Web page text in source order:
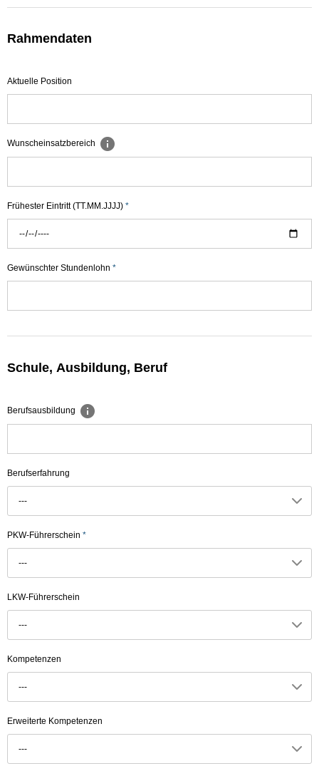
Rahmendaten
Aktuelle Position
Wunscheinsatzbereich
Frühester Eintritt (TT.MM.JJJJ) *
Gewünschter Stundenlohn *
Schule, Ausbildung, Beruf
Berufsausbildung
Berufserfahrung
---
PKW-Führerschein *
---
LKW-Führerschein
---
Kompetenzen
---
Erweiterte Kompetenzen
---